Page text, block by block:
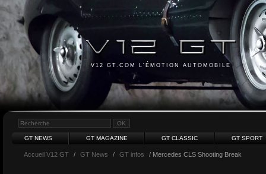
V12 GT.COM L'ÉMOTION AUTOMOBILE
GT NEWS GT MAGAZINE GT CLASSIC GT SPORT
Accueil V12 GT / GT News / GT infos / Mercedes CLS Shooting Break